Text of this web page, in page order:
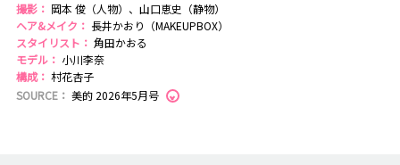
撮影： 岡本 俊（人物）、山口恵史（静物）
ヘア&メイク： 長井かおり（MAKEUPBOX）
スタイリスト： 角田かおる
モデル： 小川李奈
構成： 村花杏子
SOURCE： 美的 2026年5月号